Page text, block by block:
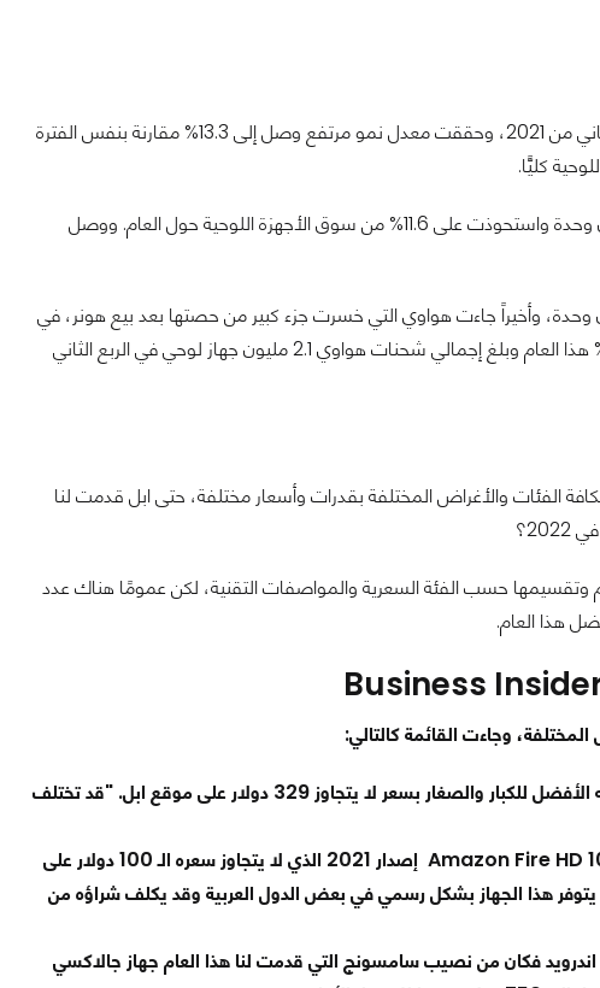
أما سامسونج فجاءت في المرتبة الثانية بإجمالي مبيعات 8 مليون جهاز في الربع الثاني من 2021، وحققت معدل نمو مرتفع وصل إلى 13.3% مقارنة بنفس الفترة
لينوفو أيضاً كان لها نصيب كبير من السوق، حيث باعت الشركة الصينية 4.7 مليون وحدة واستحوذت على 11.6% من سوق الأجهزة اللوحية حول العام. ووصل
الرابع جاءت أمازون بنسبة 10.7% من السوق محققة مبيعات 4.3 مليون وحدة، وأخيراً جاءت هواوي التي خسرت جزء كبير من حصتها بعد بيع هونر، في
المركز الخامس حيث انخفضت حصتها في السوق من 11.5% العام الماضي إلى 5.1% هذا العام وبلغ إجمالي شحنات هواوي 2.1 مليون جهاز لوحي في الربع الثاني
الفئات والأغراض المختلفة بقدرات وأسعار مختلفة، حتى ابل قدمت لنا
وتقسيمها حسب الفئة السعرية والمواصفات التقنية، لكن عمومًا هناك عدد
هذا العام.
وجاءت القائمة كالتالي:
بوصة الذي يرى الموقع أنه الأفضل للكبار والصغار بسعر لا يتجاوز 329 دولار على موقع ابل. "قد تختلف
أفضل جهاز لوحي رخيص: أما لقب أفضل جهاز لوحي رخصي فكان من نصيب Amazon Fire HD 10 إصدار 2021 الذي لا يتجاوز سعره الـ 100 دولار على
يتوفر هذا الجهاز بشكل رسمي في بعض الدول العربية وقد يكلف شراؤه من
فكان من نصيب سامسونج التي قدمت لنا هذا العام جهاز جالاكسي